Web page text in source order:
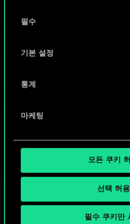
쿠키 사용에 관한 세부 사항이
필수
기본 설정
통계
마케팅
모든 쿠키
선택 허용
필수 쿠키만